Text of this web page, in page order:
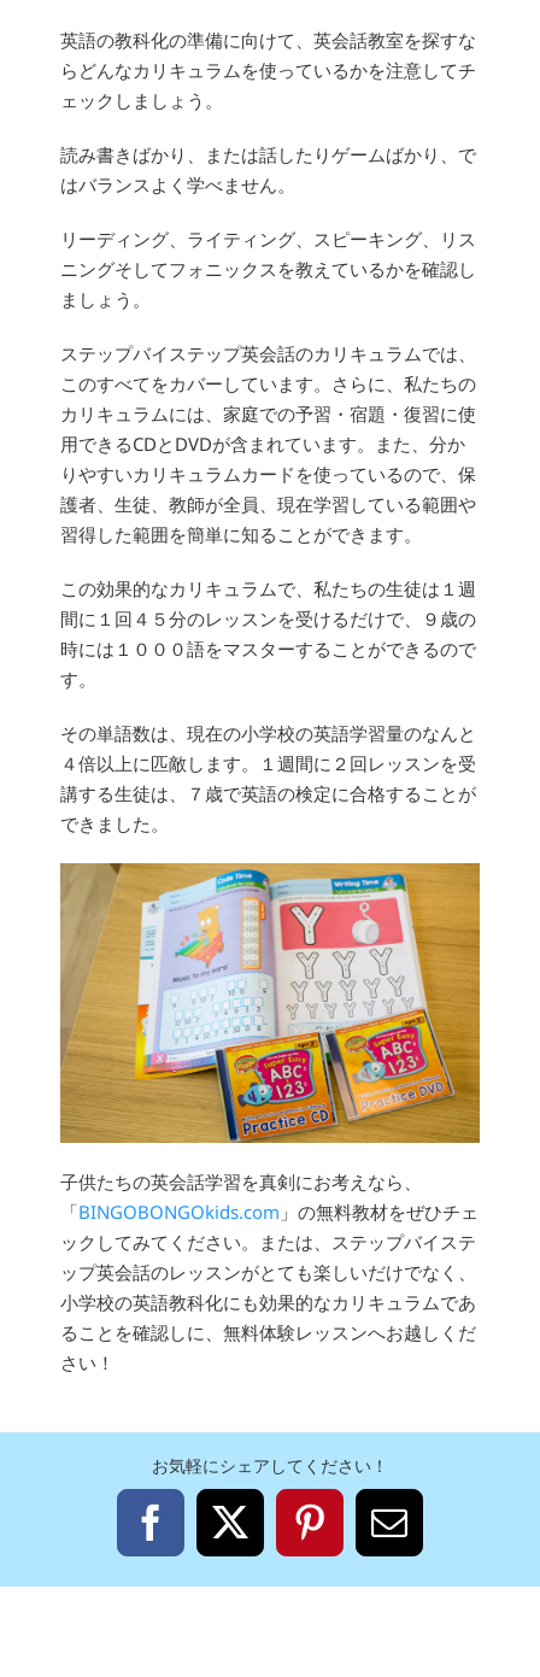
英語の教科化の準備に向けて、英会話教室を探すな
らどんなカリキュラムを使っているかを注意してチ
ェックしましょう。
読み書きばかり、または話したりゲームばかり、で
はバランスよく学べません。
リーディング、ライティング、スピーキング、リス
ニングそしてフォニックスを教えているかを確認し
ましょう。
ステップバイステップ英会話のカリキュラムでは、
このすべてをカバーしています。さらに、私たちの
カリキュラムには、家庭での予習・宿題・復習に使
用できるCDとDVDが含まれています。また、分か
りやすいカリキュラムカードを使っているので、保
護者、生徒、教師が全員、現在学習している範囲や
習得した範囲を簡単に知ることができます。
この効果的なカリキュラムで、私たちの生徒は１週
間に１回４５分のレッスンを受けるだけで、９歳の
時には１０００語をマスターすることができるので
す。
その単語数は、現在の小学校の英語学習量のなんと
４倍以上に匹敵します。１週間に２回レッスンを受
講する生徒は、７歳で英語の検定に合格することが
できました。
子供たちの英会話学習を真剣にお考えなら、
「BINGOBONGOkids.com 」の無料教材をぜひチェ
ックしてみてください。または、ステップバイステ
ップ英会話のレッスンがとても楽しいだけでなく、
小学校の英語教科化にも効果的なカリキュラムであ
ることを確認しに、無料体験レッスンへお越しくだ
さい！
お気軽にシェアしてください！
Facebook
X Pinterest
電